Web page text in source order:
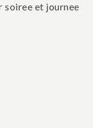
soiree et journee